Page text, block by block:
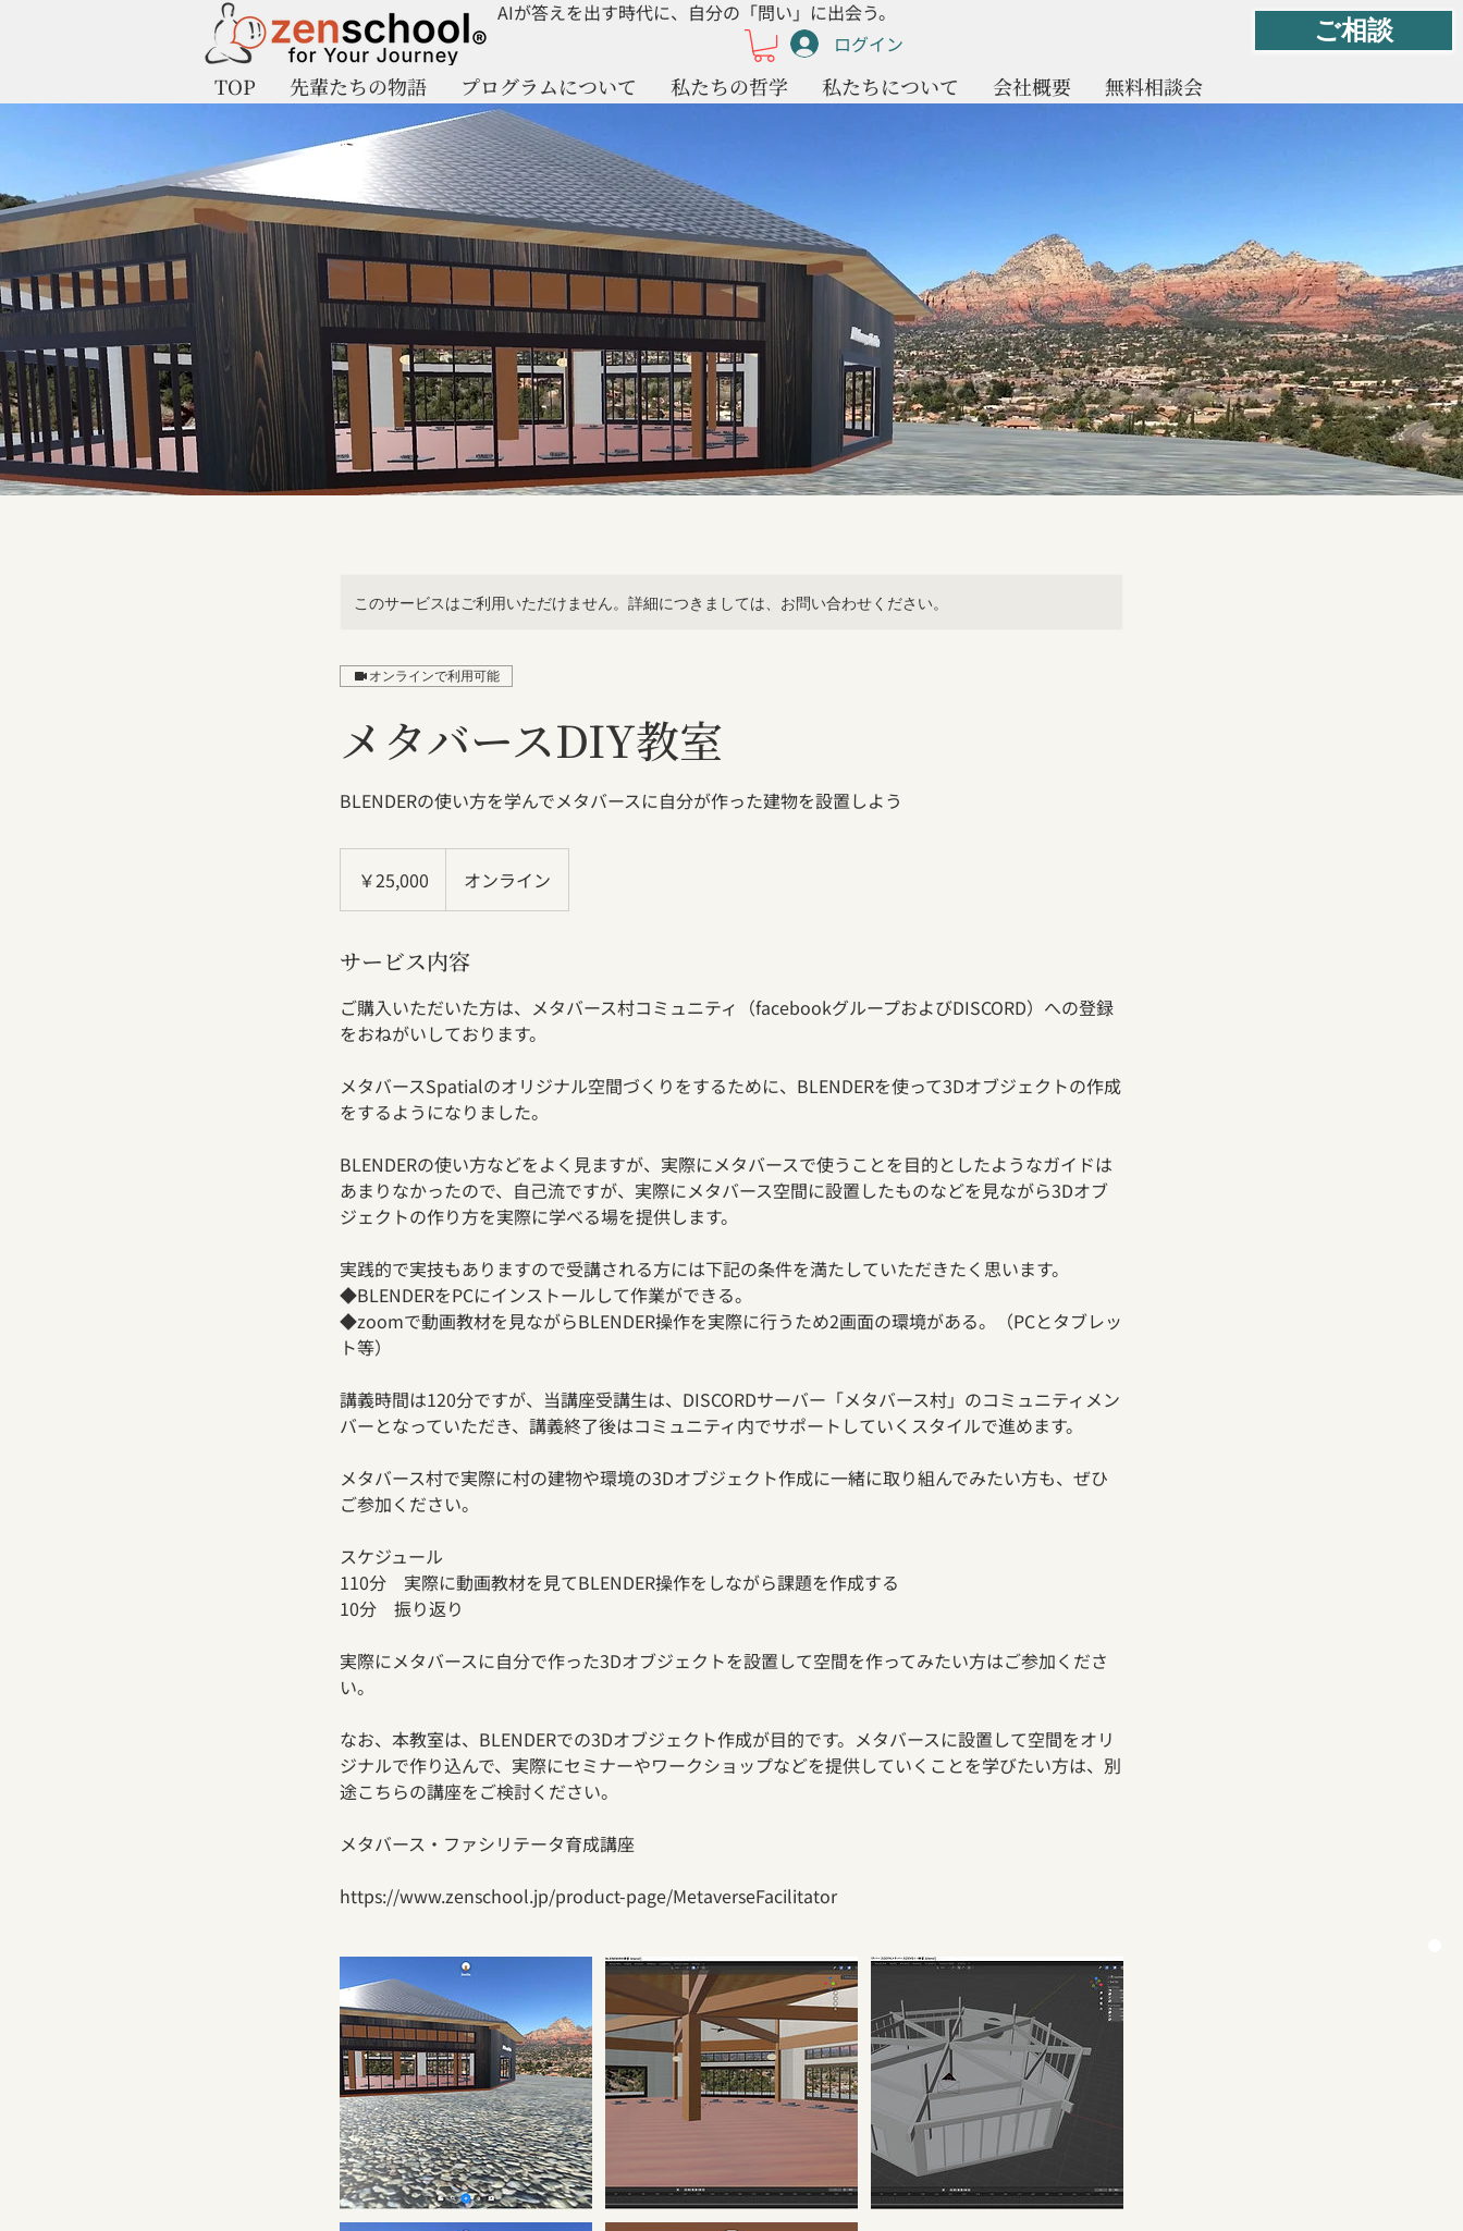
ご相談
AIが答えを出す時代に、自分の「問い」に出会う。
ログイン
TOP 先輩たちの物語 プログラムについて 私たちの哲学 私たちについて 会社概要 無料相談会
このサービスはご利用いただけません。詳細につきましては、お問い合わせください。
オンラインで利用可能
メタバースDIY教室
BLENDERの使い方を学んでメタバースに自分が作った建物を設置しよう
￥25,000 オンライン
サービス内容
ご購入いただいた方は、メタバース村コミュニティ（facebookグループおよびDISCORD）への登録
をおねがいしております。
メタバースSpatialのオリジナル空間づくりをするために、BLENDERを使って3Dオブジェクトの作成
をするようになりました。
BLENDERの使い方などをよく見ますが、実際にメタバースで使うことを目的としたようなガイドは
あまりなかったので、自己流ですが、実際にメタバース空間に設置したものなどを見ながら3Dオブ
ジェクトの作り方を実際に学べる場を提供します。
実践的で実技もありますので受講される方には下記の条件を満たしていただきたく思います。
◆BLENDERをPCにインストールして作業ができる。
◆zoomで動画教材を見ながらBLENDER操作を実際に行うため2画面の環境がある。（PCとタブレッ
ト等）
講義時間は120分ですが、当講座受講生は、DISCORDサーバー「メタバース村」のコミュニティメン
バーとなっていただき、講義終了後はコミュニティ内でサポートしていくスタイルで進めます。
メタバース村で実際に村の建物や環境の3Dオブジェクト作成に一緒に取り組んでみたい方も、ぜひ
ご参加ください。
スケジュール
110分 実際に動画教材を見てBLENDER操作をしながら課題を作成する
10分 振り返り
実際にメタバースに自分で作った3Dオブジェクトを設置して空間を作ってみたい方はご参加くださ
い。
なお、本教室は、BLENDERでの3Dオブジェクト作成が目的です。メタバースに設置して空間をオリ
ジナルで作り込んで、実際にセミナーやワークショップなどを提供していくことを学びたい方は、別
途こちらの講座をご検討ください。
メタバース・ファシリテータ育成講座
https://www.zenschool.jp/product-page/MetaverseFacilitator